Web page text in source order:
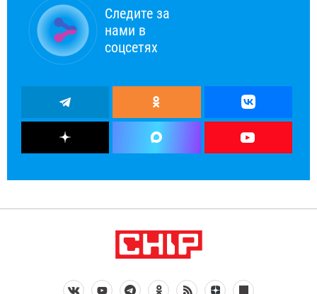
Следите за
нами в
соцсетях